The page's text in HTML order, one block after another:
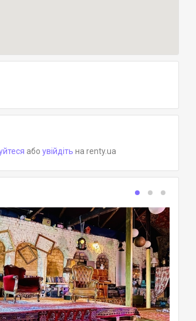
або увійдіть на renty.ua